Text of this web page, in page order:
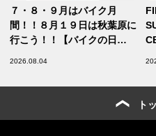
７・８・９月はバイク月
間！！８月１９日は秋葉原に
行こう！！【バイクの日
2026.08.04
ト